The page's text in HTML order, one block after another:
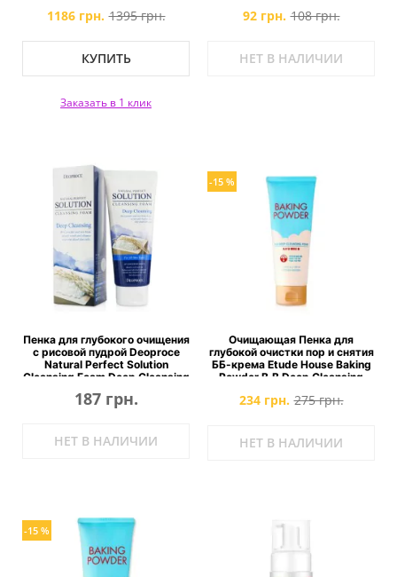
1186 грн. 1395 грн.
КУПИТЬ
Заказать в 1 клик
92 грн. 108 грн.
НЕТ В НАЛИЧИИ
Пенка для глубокого очищения
с рисовой пудрой Deoproce
Natural Perfect Solution
Cleansing Foam Deep Cleansing
187 грн.
НЕТ В НАЛИЧИИ
-15 %
Очищающая Пенка для
глубокой очистки пор и снятия
ББ-крема Etude House Baking
Powder B.B Deep Cleansing
234 грн. 275 грн.
НЕТ В НАЛИЧИИ
-15 %